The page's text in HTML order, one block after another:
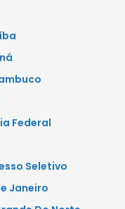
Federal
Seletivo
Janeiro